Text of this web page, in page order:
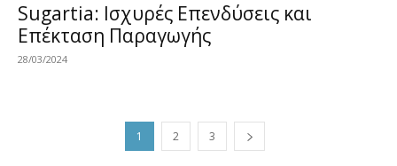
Sugartia: Ισχυρές Επενδύσεις και
Επέκταση Παραγωγής
28/03/2024
1 2 3